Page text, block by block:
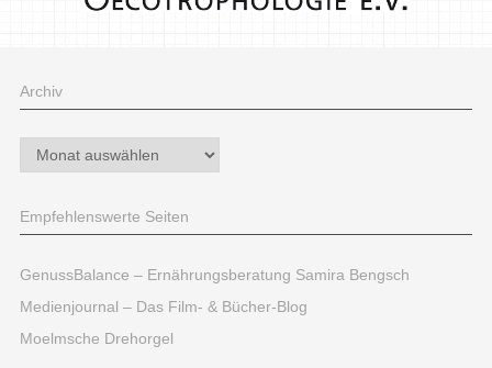
Archiv
Archiv
Empfehlenswerte Seiten
GenussBalance – Ernährungsberatung Samira Bengsch
Medienjournal – Das Film- & Bücher-Blog
Moelmsche Drehorgel